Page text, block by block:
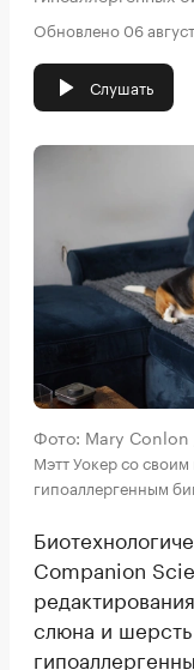
Обновлено 06
Слушать
Фото: Mary
Мэтт Уокер со
гипоаллергенным
Companion
слюна и